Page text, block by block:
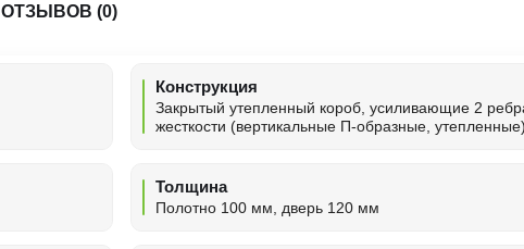
ОТЗЫВОВ (0)
Конструкция
Закрытый утепленный короб, усиливающие 2
жесткости (вертикальные П-образные,
Толщина
Полотно 100 мм, дверь 120 мм